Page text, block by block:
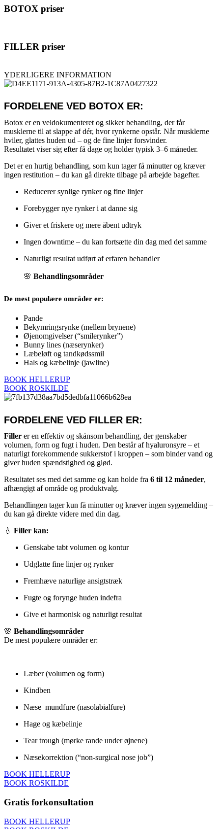
BOTOX priser
FILLER priser
YDERLIGERE INFORMATION
FORDELENE VED BOTOX ER:
Botox er en veldokumenteret og sikker behandling, der får
musklerne til at slappe af dér, hvor rynkerne opstår. Når musklerne
hviler, glattes huden ud – og de fine linjer forsvinder.
Resultatet viser sig efter få dage og holder typisk 3–6 måneder.
Det er en hurtig behandling, som kun tager få minutter og kræver
ingen restitution – du kan gå direkte tilbage på arbejde bagefter.
Reducerer synlige rynker og fine linjer
Forebygger nye rynker i at danne sig
Giver et friskere og mere åbent udtryk
Ingen downtime – du kan fortsætte din dag med det samme
Naturligt resultat udført af erfaren behandler
🌸 Behandlingsområder
De mest populære områder er:
Pande
Bekymringsrynke (mellem brynene)
Øjenomgivelser (“smilerynker”)
Bunny lines (næserynker)
Læbeløft og tandkødssmil
Hals og kæbelinje (jawline)
BOOK HELLERUP
BOOK ROSKILDE
FORDELENE VED FILLER ER:
Filler er en effektiv og skånsom behandling, der genskaber
volumen, form og fugt i huden. Den består af hyaluronsyre – et
naturligt forekommende sukkerstof i kroppen – som binder vand og
giver huden spændstighed og glød.
Resultatet ses med det samme og kan holde fra 6 til 12 måneder,
afhængigt af område og produktvalg.
Behandlingen tager kun få minutter og kræver ingen sygemelding –
du kan gå direkte videre med din dag.
💧 Filler kan:
Genskabe tabt volumen og kontur
Udglatte fine linjer og rynker
Fremhæve naturlige ansigtstræk
Fugte og forynge huden indefra
Give et harmonisk og naturligt resultat
🌸 Behandlingsområder
De mest populære områder er:
Læber (volumen og form)
Kindben
Næse–mundfure (nasolabialfure)
Hage og kæbelinje
Tear trough (mørke rande under øjnene)
Næsekorrektion (“non-surgical nose job”)
BOOK HELLERUP
BOOK ROSKILDE
Gratis forkonsultation
BOOK HELLERUP